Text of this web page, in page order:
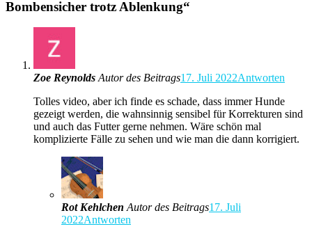
Bombensicher trotz Ablenkung“
Zoe Reynolds Autor des Beitrags17. Juli 2022Antworten
Tolles video, aber ich finde es schade, dass immer Hunde
gezeigt werden, die wahnsinnig sensibel für Korrekturen sind
und auch das Futter gerne nehmen. Wäre schön mal
komplizierte Fälle zu sehen und wie man die dann korrigiert.
Rot Kehlchen Autor des Beitrags17. Juli
2022Antworten